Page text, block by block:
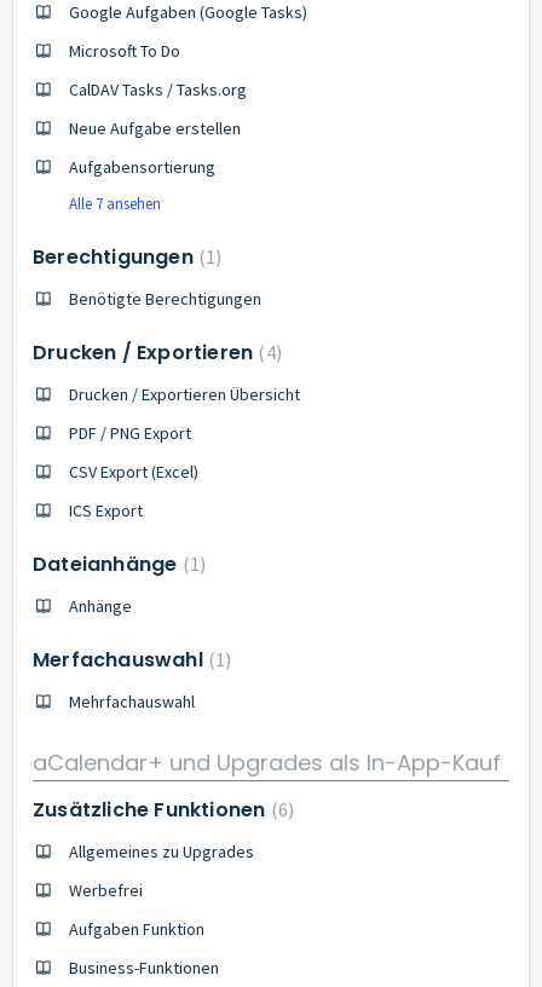
Google Aufgaben (Google Tasks)
Microsoft To Do
CalDAV Tasks / Tasks.org
Neue Aufgabe erstellen
Aufgabensortierung
Alle 7 ansehen
Berechtigungen 1
Benötigte Berechtigungen
Drucken / Exportieren 4
Drucken / Exportieren Übersicht
PDF / PNG Export
CSV Export (Excel)
ICS Export
Dateianhänge 1
Anhänge
Merfachauswahl 1
Mehrfachauswahl
aCalendar+ und Upgrades als In-App-Kauf
Zusätzliche Funktionen 6
Allgemeines zu Upgrades
Werbefrei
Aufgaben Funktion
Business-Funktionen